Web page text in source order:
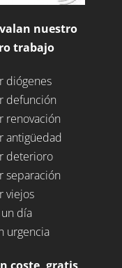
nuestro
trabajo
diógenes
defunción
renovación
antigüedad
deterioro
separación
viejos
día
urgencia